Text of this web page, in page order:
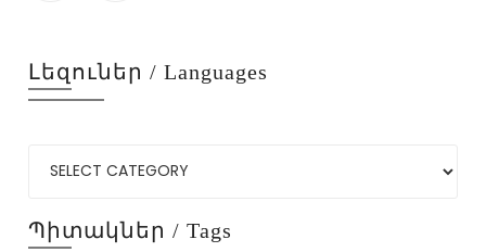
Լեզուներ / Languages
Պիտակներ / Tags